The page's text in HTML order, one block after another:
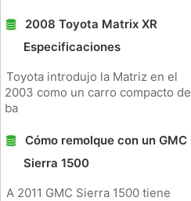
2008 Toyota Matrix XR
Especificaciones
Toyota introdujo la Matriz en el
2003 como un carro compacto de
ba
Cómo remolque con un GMC
Sierra 1500
A 2011 GMC Sierra 1500 tiene